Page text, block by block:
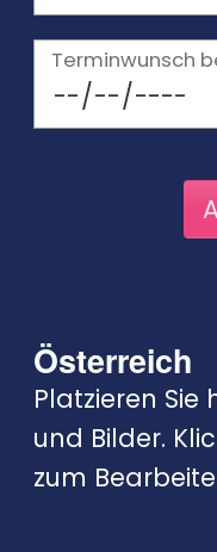
Terminwunsch
Österreich
Platzieren Sie
und Bilder.
zum